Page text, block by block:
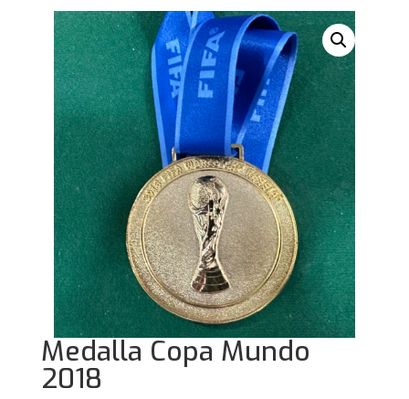
Medalla Copa Mundo
2018